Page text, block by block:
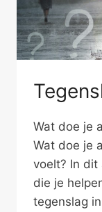
Wat doe je
Wat doe je
voelt? In dit
die je
tegenslag